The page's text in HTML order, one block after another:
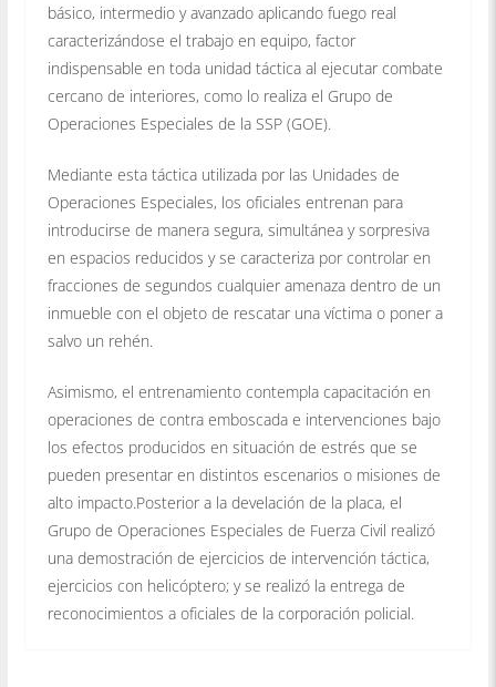
básico, intermedio y avanzado aplicando fuego real
caracterizándose el trabajo en equipo, factor
indispensable en toda unidad táctica al ejecutar combate
cercano de interiores, como lo realiza el Grupo de
Operaciones Especiales de la SSP (GOE).
Mediante esta táctica utilizada por las Unidades de
Operaciones Especiales, los oficiales entrenan para
introducirse de manera segura, simultánea y sorpresiva
en espacios reducidos y se caracteriza por controlar en
fracciones de segundos cualquier amenaza dentro de un
inmueble con el objeto de rescatar una víctima o poner a
salvo un rehén.
Asimismo, el entrenamiento contempla capacitación en
operaciones de contra emboscada e intervenciones bajo
los efectos producidos en situación de estrés que se
pueden presentar en distintos escenarios o misiones de
alto impacto.Posterior a la develación de la placa, el
Grupo de Operaciones Especiales de Fuerza Civil realizó
una demostración de ejercicios de intervención táctica,
ejercicios con helicóptero; y se realizó la entrega de
reconocimientos a oficiales de la corporación policial.